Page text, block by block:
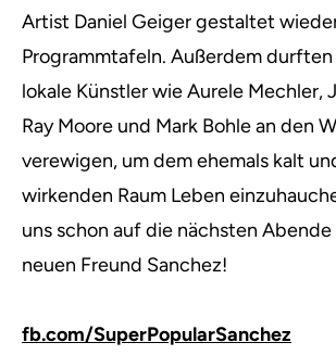
Artist Daniel Geiger gestaltet
Programmtafeln. Außerdem
lokale Künstler wie Aurele Mechler,
Ray Moore und Mark Bohle an den
verewigen, um dem ehemals kalt
wirkenden Raum Leben
uns schon auf die nächsten
neuen Freund Sanchez!
fb.com/SuperPopularSanchez